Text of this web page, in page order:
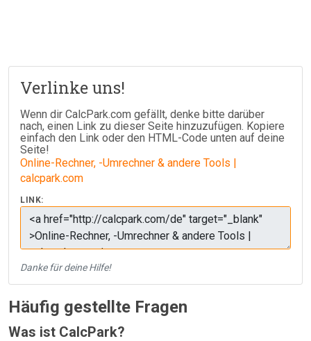
Verlinke uns!
Wenn dir CalcPark.com gefällt, denke bitte darüber
nach, einen Link zu dieser Seite hinzuzufügen. Kopiere
einfach den Link oder den HTML-Code unten auf deine
Seite!
Online-Rechner, -Umrechner & andere Tools |
calcpark.com
LINK:
Danke für deine Hilfe!
Häufig gestellte Fragen
Was ist CalcPark?